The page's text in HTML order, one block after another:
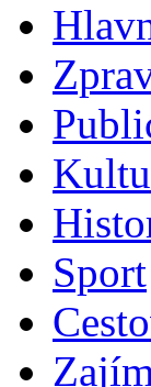
Sport